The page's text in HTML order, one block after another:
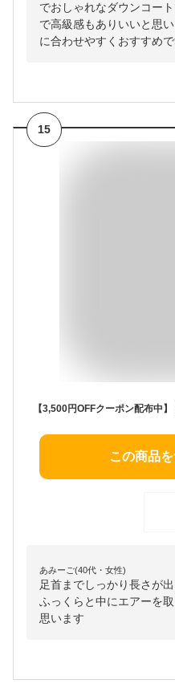
でおしゃれなダウンコー
で高級感もありいいと思
に合わせやすくおすすめで
15
この商品
あみーご(40代・女性)
足首までしっかり長さが
ふっくらと中にエアーを
思います